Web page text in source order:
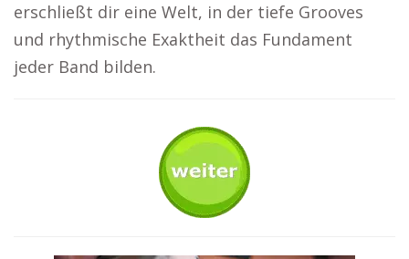
erschließt dir eine Welt, in der tiefe Grooves
und rhythmische Exaktheit das Fundament
jeder Band bilden.